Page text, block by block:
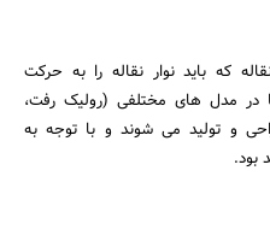
که باید نوار نقاله را به حرکت
در مدل های مختلفی (رولیک رفت،
و تولید می شوند و با توجه به
بود.